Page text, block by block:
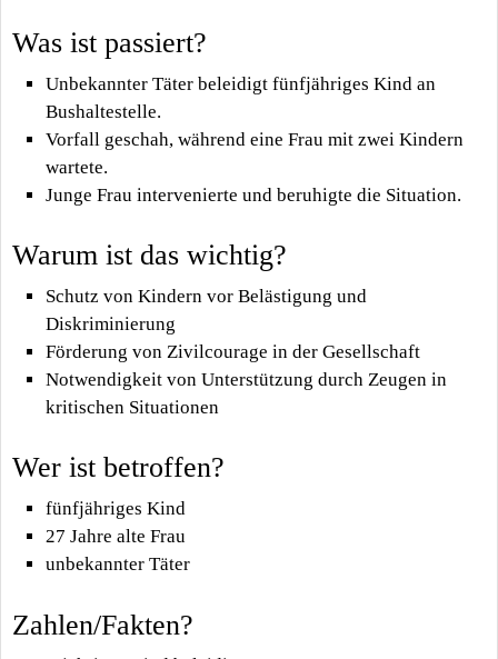
Was ist passiert?
Unbekannter Täter beleidigt fünfjähriges Kind an
Bushaltestelle.
Vorfall geschah, während eine Frau mit zwei Kindern
wartete.
Junge Frau intervenierte und beruhigte die Situation.
Warum ist das wichtig?
Schutz von Kindern vor Belästigung und
Diskriminierung
Förderung von Zivilcourage in der Gesellschaft
Notwendigkeit von Unterstützung durch Zeugen in
kritischen Situationen
Wer ist betroffen?
fünfjähriges Kind
27 Jahre alte Frau
unbekannter Täter
Zahlen/Fakten?